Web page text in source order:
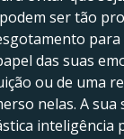
ser tão
das suas
ou de uma
nelas. A
inteligência